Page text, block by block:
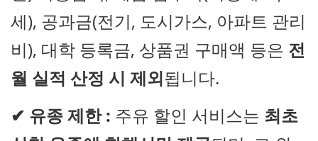
세), 공과금(전기, 도시가스, 아파트 관리
비), 대학 등록금, 상품권 구매액 등은 전
월 실적 산정 시 제외됩니다.
✔ 유종 제한 : 주유 할인 서비스는 최초